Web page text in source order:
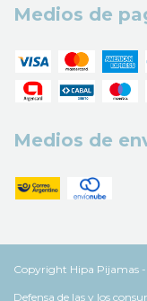
Medios de
Medios de
Copyright Hipa Pijamas -
Defensa de las y los